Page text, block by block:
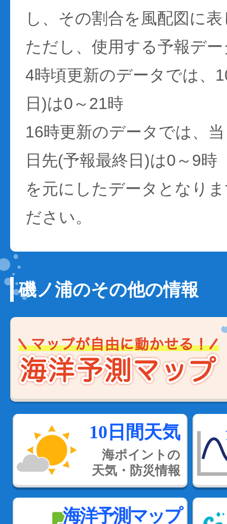
し、その割合を風配図に
ただし、使用する予報デ
4時頃更新のデータでは、
日)は0～21時
16時更新のデータでは、
日先(予報最終日)は0～9時
を元にしたデータとなり
ださい。
磯ノ浦のその他の情報
10日間天気
海ポイントの
天気・防災情報
海洋予測マップ